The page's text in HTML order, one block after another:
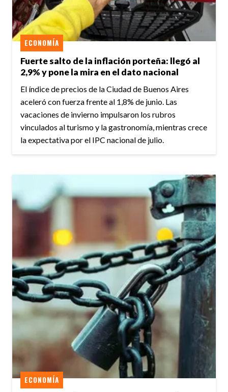
Fuerte salto de la inflación porteña: llegó al
2,9% y pone la mira en el dato nacional
ECONOMÍA
El índice de precios de la Ciudad de Buenos Aires
aceleró con fuerza frente al 1,8% de junio. Las
vacaciones de invierno impulsaron los rubros
vinculados al turismo y la gastronomía, mientras crece
la expectativa por el IPC nacional de julio.
ECONOMÍA